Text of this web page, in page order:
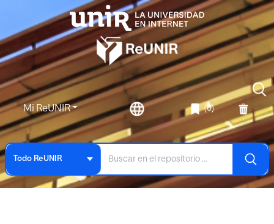
Mi ReUNIR (0)
Todo ReUNIR